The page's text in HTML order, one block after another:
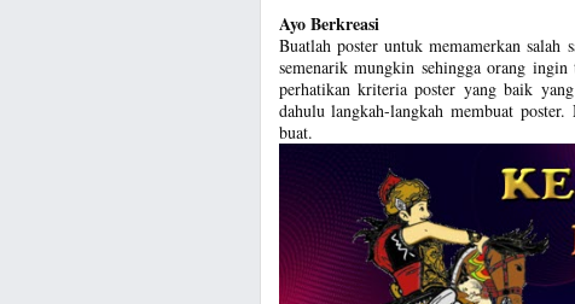
Ayo Berkreasi
Buatlah poster untuk memamerkan salah
semenarik mungkin sehingga orang ingin
perhatikan kriteria poster yang baik
dahulu langkah-langkah membuat
buat.